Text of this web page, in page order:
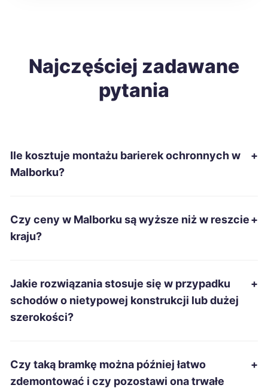
Nowa Sól 198 zł
Kędzierzyn-Koźle 199 zł
Ciechanów
Stalowa Wola 200 zł
Dębica
Najczęściej zadawane
pytania
Ile kosztuje montażu barierek ochronnych w
Malborku?
+
Czy ceny w Malborku są wyższe niż w reszcie
kraju?
+
Jakie rozwiązania stosuje się w przypadku
schodów o nietypowej konstrukcji lub dużej
szerokości?
+
Czy taką bramkę można później łatwo
zdemontować i czy pozostawi ona trwałe
+